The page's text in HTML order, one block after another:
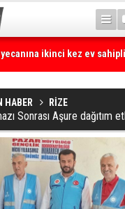
ikinci kez ev
HABER RİZE
Sonrası Aşure dağıtım